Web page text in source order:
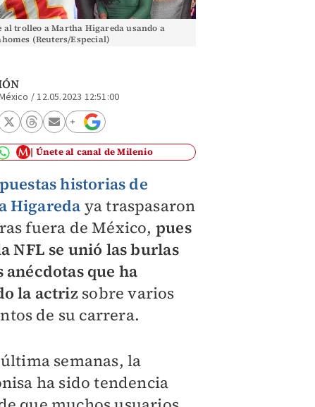
al trolleo a Martha Higareda usando a
(Reuters/Especial)
/12.05.2023 12:51:00
Únete al canal de Milenio
historias de
Higareda ya traspasaron
fuera de México, pues
NFL se unió las burlas
anécdotas que ha
la actrizsobre varios
de su carrera.
semanas, la
ha sido tendencia